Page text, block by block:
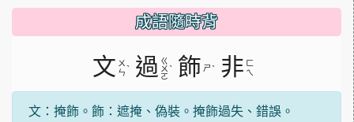
成語隨時背
文 ㄨ
ㄣ ˋ 過 ㄍ
ㄨ
ㄛ
ˋ 飾 ㄕ ˋ 非 ㄈ
ㄟ
文：掩飾。飾：遮掩、偽裝。掩飾過失、錯誤。